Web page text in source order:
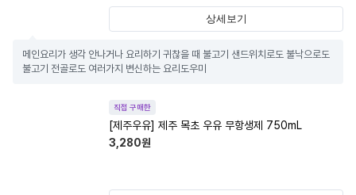
상세보기
메인요리가 생각 안나거나 요리하기 귀찮을 때 불고기 샌드위치로도 불낙으로도
불고기 전골로도 여러가지 변신하는 요리도우미
직접 구매한
[제주우유] 제주 목초 우유 무항생제 750mL
3,280원